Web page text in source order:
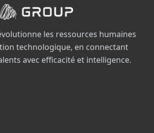
les ressources humaines
technologique, en connectant
avec efficacité et intelligence.